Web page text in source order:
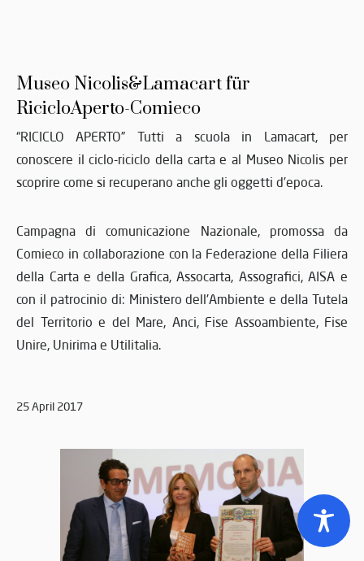
Museo Nicolis&Lamacart für
RicicloAperto-Comieco
“RICICLO APERTO” Tutti a scuola in Lamacart, per
conoscere il ciclo-riciclo della carta e al Museo Nicolis per
scoprire come si recuperano anche gli oggetti d’epoca.
Campagna di comunicazione Nazionale, promossa da
Comieco in collaborazione con la Federazione della Filiera
della Carta e della Grafica, Assocarta, Assografici, AISA e
con il patrocinio di: Ministero dell'Ambiente e della Tutela
del Territorio e del Mare, Anci, Fise Assoambiente, Fise
Unire, Unirima e Utilitalia.
25 April 2017